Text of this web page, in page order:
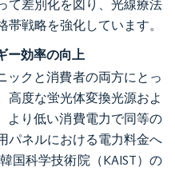
て差別化を図り、光線療法
戦略を強化しています。
ー効率の向上
ックと消費者の両方にとっ
高度な蛍光体変換光源およ
より低い消費電力で同等の
パネルにおける電力料金へ
国科学技術院（KAIST）の